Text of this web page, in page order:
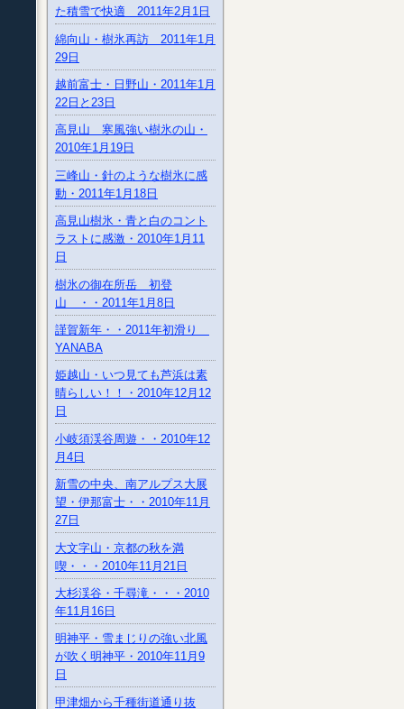
た積雪で快適 2011年2月1日
綿向山・樹氷再訪 2011年1月
29日
越前富士・日野山・2011年1月
22日と23日
高見山 寒風強い樹氷の山・
2010年1月19日
三峰山・針のような樹氷に感
動・2011年1月18日
高見山樹氷・青と白のコント
ラストに感激・2010年1月11
日
樹氷の御在所岳 初登
山 ・・2011年1月8日
謹賀新年・・2011年初滑り
YANABA
姫越山・いつ見ても芦浜は素
晴らしい！！・2010年12月12
日
小岐須渓谷周遊・・2010年12
月4日
新雪の中央、南アルプス大展
望・伊那富士・・2010年11月
27日
大文字山・京都の秋を満
喫・・・2010年11月21日
大杉渓谷・千尋滝・・・2010
年11月16日
明神平・雪まじりの強い北風
が吹く明神平・2010年11月9
日
甲津畑から千種街道通り抜